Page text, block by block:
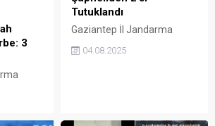
3
Tutuklandı
Gaziantep İl Jandarma
Komutanlığı, Karkamış İlçesi
Çiftlik Mahallesi'nde 22
04.08.2025